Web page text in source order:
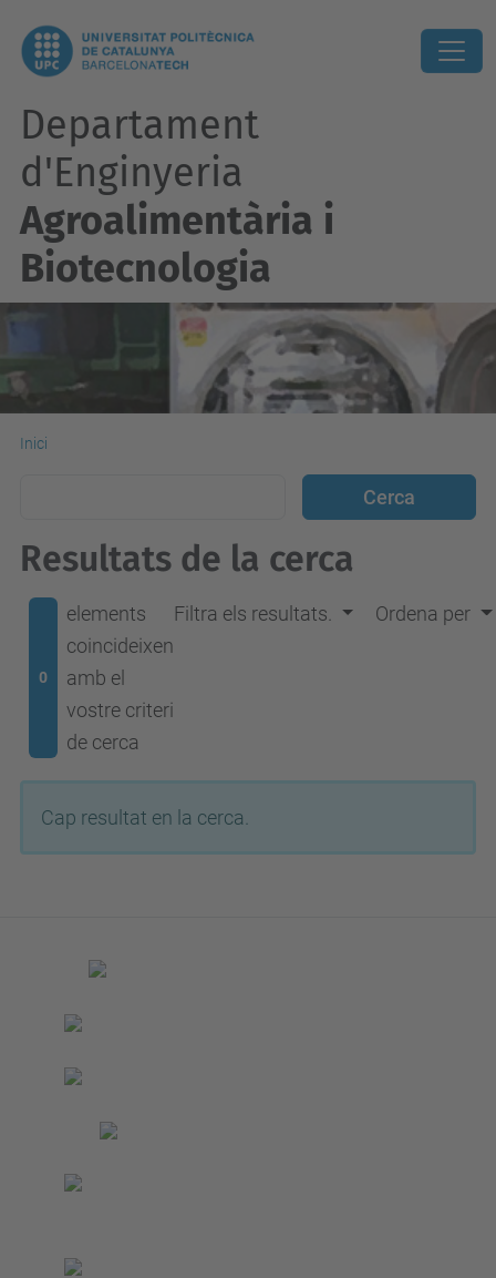
Departament
d'Enginyeria
Agroalimentària i
Biotecnologia
Inici
Resultats de la cerca
0
elements
coincideixen
amb el
vostre criteri
de cerca
Filtra els resultats. Ordena per
Cap resultat en la cerca.